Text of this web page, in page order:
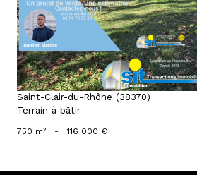
Saint-Clair-du-Rhône (38370)
Terrain à bâtir
750 m² - 116 000 €